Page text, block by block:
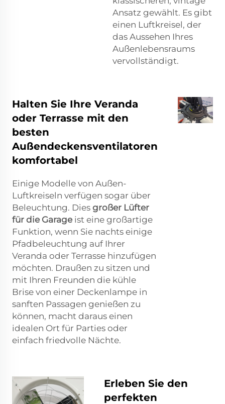
Ansatz gewählt. Es gibt
einen Luftkreisel, der
das Aussehen Ihres
Außenlebensraums
vervollständigt.
Halten Sie Ihre Veranda
oder Terrasse mit den
besten
Außendeckensventilatoren
komfortabel
Einige Modelle von Außen-
Luftkreiseln verfügen sogar über
Beleuchtung. Dies großer Lüfter
für die Garage ist eine großartige
Funktion, wenn Sie nachts einige
Pfadbeleuchtung auf Ihrer
Veranda oder Terrasse hinzufügen
möchten. Draußen zu sitzen und
mit Ihren Freunden die kühle
Brise von einer Deckenlampe in
sanften Passagen genießen zu
können, macht daraus einen
idealen Ort für Parties oder
einfach friedvolle Nächte.
Erleben Sie den
perfekten